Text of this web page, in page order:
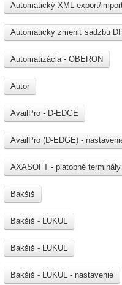
Automatický XML export/
Automaticky zmeniť sadzbu
Automatizácia - OBERON
Autor
AvailPro - D-EDGE
AvailPro (D-EDGE) -
AXASOFT - platobné terminály
Bakšiš
Bakšiš - LUKUL
Bakšiš - LUKUL
Bakšiš - LUKUL - nastavenie